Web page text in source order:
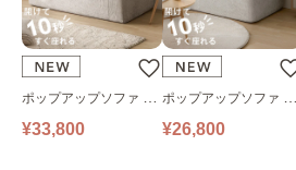
ポップアップソファ ソ
ファ フロアソファ 幅14
¥33,800
ポップアップソファ ソ
ファ フロアソファ 幅10
¥26,800